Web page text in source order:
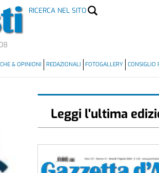
RICERCA NEL SITO
& OPINIONI REDAZIONALI FOTOGALLERY CONSIGLIO
Leggi l'ultima